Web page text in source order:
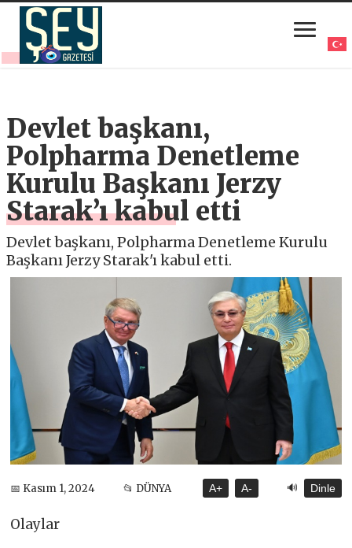
Devlet başkanı,
Polpharma Denetleme
Kurulu Başkanı Jerzy
Starak’ı kabul etti
Devlet başkanı, Polpharma Denetleme Kurulu
Başkanı Jerzy Starak'ı kabul etti.
📅 Kasım 1, 2024 📂 DÜNYA A+ A- 🔊 Dinle
Olaylar